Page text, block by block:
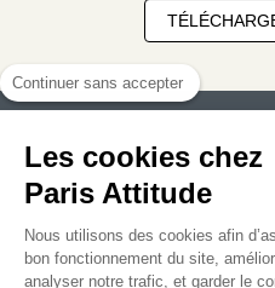
Continuer sans accepter
Les cookies chez
Paris Attitude
Nous utilisons des cookies afin
bon fonctionnement du site,
analyser notre trafic, et garder le
Rechercher